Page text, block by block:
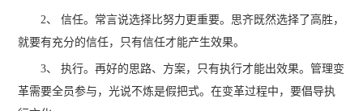
2、 信任。常言说选择比努力更重要。思齐既然选择了高胜，
就要有充分的信任，只有信任才能产生效果。
3、 执行。再好的思路、方案，只有执行才能出效果。管理变
革需要全员参与，光说不炼是假把式。在变革过程中，要倡导执